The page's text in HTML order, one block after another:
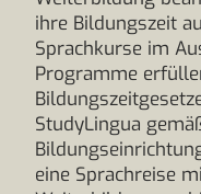
ihre Bildungszeit
Sprachkurse im
Programme
StudyLingua
eine Sprachreise